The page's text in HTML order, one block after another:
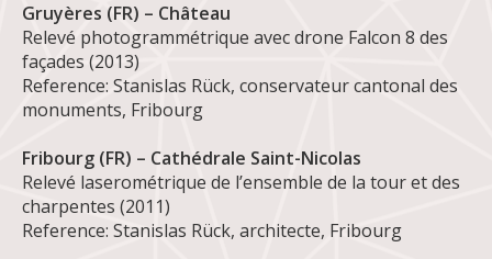
Gruyères (FR) – Château
Relevé photogrammétrique avec drone Falcon 8 des
façades (2013)
Reference: Stanislas Rück, conservateur cantonal des
monuments, Fribourg
Fribourg (FR) – Cathédrale Saint-Nicolas
Relevé laserométrique de l’ensemble de la tour et des
charpentes (2011)
Reference: Stanislas Rück, architecte, Fribourg